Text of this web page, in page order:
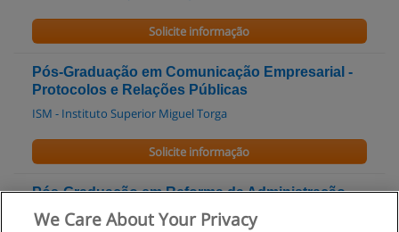
Solicite informação
Pós-Graduação em Comunicação Empresarial -
Protocolos e Relações Públicas
ISM - Instituto Superior Miguel Torga
Solicite informação
Pós-Graduação em Reforma da Administração
Pública
We Care About Your Privacy